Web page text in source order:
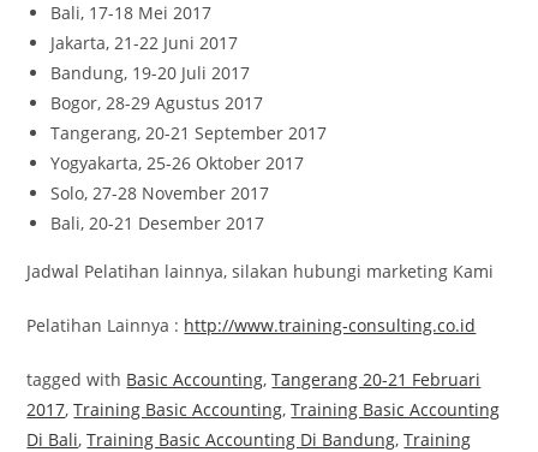
Bali, 17-18 Mei 2017
Jakarta, 21-22 Juni 2017
Bandung, 19-20 Juli 2017
Bogor, 28-29 Agustus 2017
Tangerang, 20-21 September 2017
Yogyakarta, 25-26 Oktober 2017
Solo, 27-28 November 2017
Bali, 20-21 Desember 2017
Jadwal Pelatihan lainnya, silakan hubungi marketing Kami
Pelatihan Lainnya : http://www.training-consulting.co.id
tagged with Basic Accounting,Tangerang 20-21 Februari
2017,Training Basic Accounting,Training Basic Accounting
Di Bali,Training Basic Accounting Di Bandung,Training